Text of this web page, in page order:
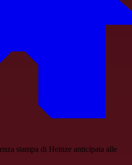
stampa di Heinze anticipata alle